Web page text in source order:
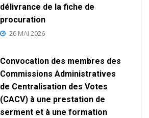
délivrance de la fiche de
procuration
26 MAI 2026
Convocation des membres des
Commissions Administratives
de Centralisation des Votes
(CACV) à une prestation de
serment et à une formation